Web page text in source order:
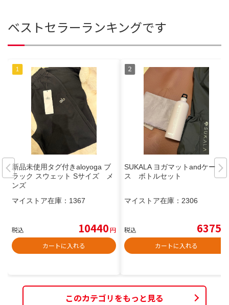
ベストセラーランキングです
新品未使用タグ付きaloyoga ブ
ラック スウェット Sサイズ メ
ンズ
マイストア在庫： 1367
税込 10440円
カートに入れる
SUKALA ヨガマットandケー
ス ボトルセット
マイストア在庫： 2306
税込 6375
カートに入れる
このカテゴリをもっと見る